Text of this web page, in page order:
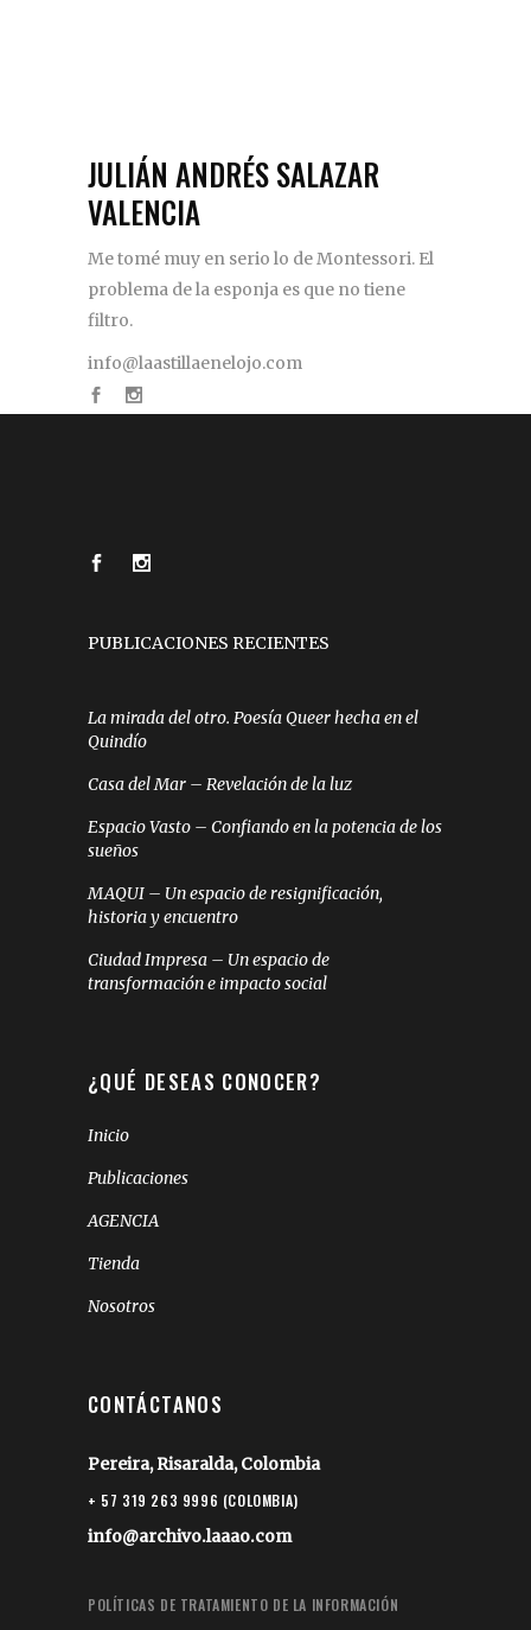
JULIÁN ANDRÉS SALAZAR
VALENCIA
Me tomé muy en serio lo de Montessori. El
problema de la esponja es que no tiene
filtro.
info@laastillaenelojo.com
PUBLICACIONES RECIENTES
La mirada del otro. Poesía Queer hecha en el
Quindío
Casa del Mar – Revelación de la luz
Espacio Vasto – Confiando en la potencia de los
sueños
MAQUI – Un espacio de resignificación,
historia y encuentro
Ciudad Impresa – Un espacio de
transformación e impacto social
¿QUÉ DESEAS CONOCER?
Inicio
Publicaciones
AGENCIA
Tienda
Nosotros
CONTÁCTANOS
Pereira, Risaralda, Colombia
+ 57 319 263 9996 (COLOMBIA)
info@archivo.laaao.com
POLÍTICAS DE TRATAMIENTO DE LA INFORMACIÓN